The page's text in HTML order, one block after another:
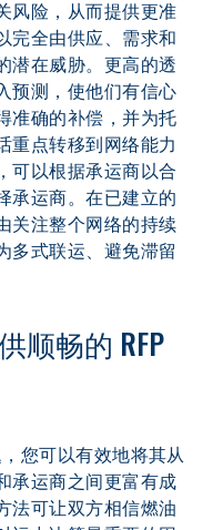
风险，从而提供更准
完全由供应、需求和
潜在威胁。更高的透
预测，使他们有信心
准确的补偿，并为托
重点转移到网络能力
可以根据承运商以合
承运商。在已建立的
关注整个网络的持续
多式联运、避免滞留
顺畅的 RFP
您可以有效地将其从
承运商之间更富有成
法可让双方相信燃油